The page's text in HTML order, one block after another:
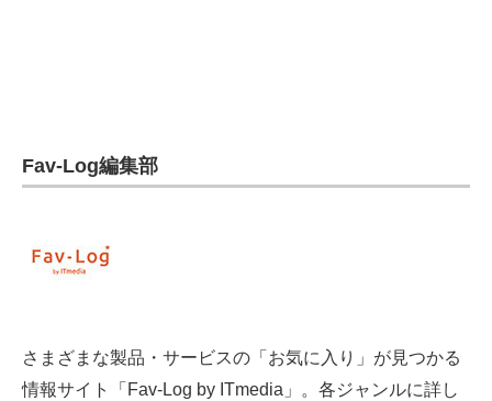
ちょっと気になるネットの話題
Fav-Log編集部
さまざまな製品・サービスの「お気に入り」が見つかる
情報サイト「Fav-Log by ITmedia」。各ジャンルに詳し